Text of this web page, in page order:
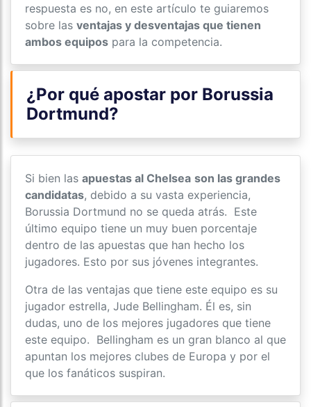
respuesta es no, en este artículo te guiaremos
sobre las ventajas y desventajas que tienen
ambos equipos para la competencia.
¿Por qué apostar por Borussia
Dortmund?
Si bien las apuestas al Chelsea son las grandes
candidatas, debido a su vasta experiencia,
Borussia Dortmund no se queda atrás. Este
último equipo tiene un muy buen porcentaje
dentro de las apuestas que han hecho los
jugadores. Esto por sus jóvenes integrantes.
Otra de las ventajas que tiene este equipo es su
jugador estrella, Jude Bellingham. Él es, sin
dudas, uno de los mejores jugadores que tiene
este equipo. Bellingham es un gran blanco al que
apuntan los mejores clubes de Europa y por el
que los fanáticos suspiran.